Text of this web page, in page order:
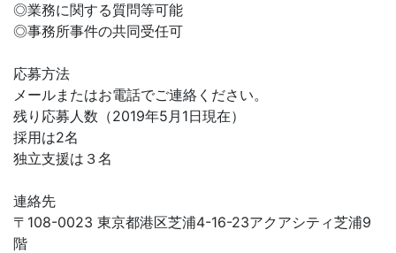
◎業務に関する質問等可能
◎事務所事件の共同受任可
応募方法
メールまたはお電話でご連絡ください。
残り応募人数（2019年5月1日現在）
採用は2名
独立支援は３名
連絡先
〒108-0023 東京都港区芝浦4-16-23アクアシティ芝浦9
階